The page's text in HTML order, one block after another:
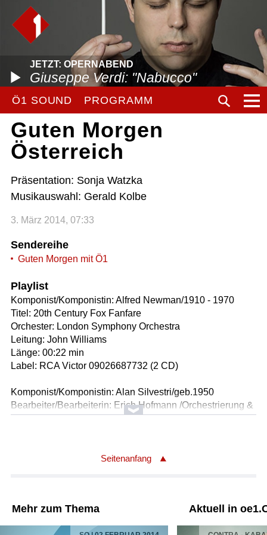
JETZT: OPERNABEND
Giuseppe Verdi: "Nabucco"
Ö1 SOUND PROGRAMM
Guten Morgen
Österreich
Präsentation: Sonja Watzka
Musikauswahl: Gerald Kolbe
3. März 2014, 07:33
Sendereihe
Guten Morgen mit Ö1
Playlist
Komponist/Komponistin: Alfred Newman/1910 - 1970
Titel: 20th Century Fox Fanfare
Orchester: London Symphony Orchestra
Leitung: John Williams
Länge: 00:22 min
Label: RCA Victor 09026687732 (2 CD)
Komponist/Komponistin: Alan Silvestri/geb.1950
Bearbeiter/Bearbeiterin: Erich Hofmann /Orchestrierung &
Arrangement
Titel: Back to the future - Suite aus der Musik zu dem Film
Länge: 05:40 min
Label: ORF CD 3156 (Edition 24 CDs) /
Seitenanfang
Mehr zum Thema Aktuell in